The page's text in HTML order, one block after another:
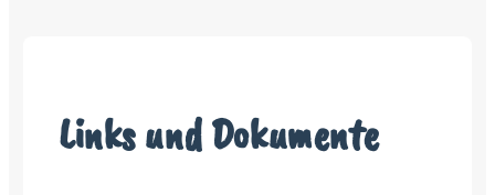
Links und Dokumente